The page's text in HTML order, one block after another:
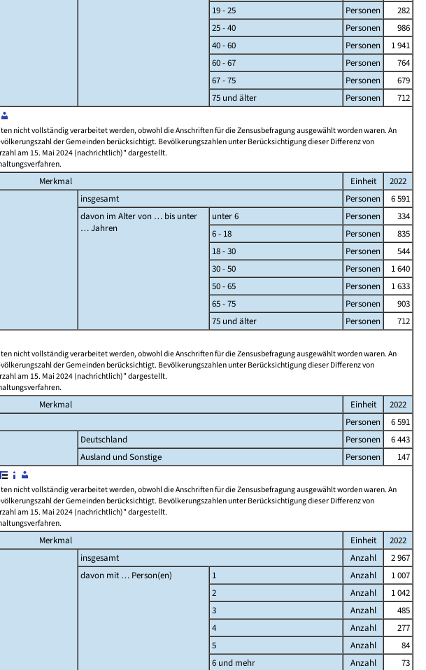
19 - 25
Personen
282
25 - 40
Personen
986
40 - 60
Personen
1 941
60 - 67
Personen
764
67 - 75
Personen
679
75 und älter
Personen
712
nicht vollständig verarbeitet werden, obwohl die Anschriften für die Zensusbefragung ausgewählt worden waren. An
der Gemeinden berücksichtigt. Bevölkerungszahlen unter Berücksichtigung dieser Differenz von
am 15. Mai 2024 (nachrichtlich)" dargestellt.
Merkmal Einheit
2022
insgesamt Personen
6 591
davon im Alter von … bis unter
… Jahren
unter 6 Personen
334
6 - 18
Personen
835
18 - 30
Personen
544
30 - 50
Personen
1 640
50 - 65
Personen
1 633
65 - 75
Personen
903
75 und älter
Personen
712
nicht vollständig verarbeitet werden, obwohl die Anschriften für die Zensusbefragung ausgewählt worden waren. An
der Gemeinden berücksichtigt. Bevölkerungszahlen unter Berücksichtigung dieser Differenz von
am 15. Mai 2024 (nachrichtlich)" dargestellt.
Merkmal Einheit
2022
Personen
6 591
Deutschland Personen
6 443
Ausland und Sonstige
Personen
147
nicht vollständig verarbeitet werden, obwohl die Anschriften für die Zensusbefragung ausgewählt worden waren. An
der Gemeinden berücksichtigt. Bevölkerungszahlen unter Berücksichtigung dieser Differenz von
am 15. Mai 2024 (nachrichtlich)" dargestellt.
Merkmal Einheit
2022
insgesamt Anzahl
2 967
davon mit … Person(en)
1 Anzahl
1 007
2
Anzahl
1 042
3
Anzahl
485
4
Anzahl
277
5
Anzahl
84
6 und mehr
Anzahl
73